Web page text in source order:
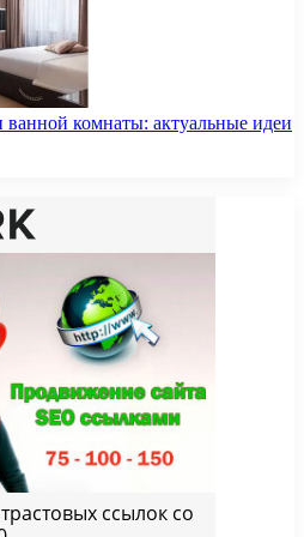
комнаты: актуальные идеи